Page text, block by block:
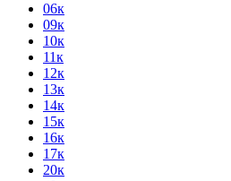
06к
09к
10к
11к
12к
13к
14к
15к
16к
17к
20к